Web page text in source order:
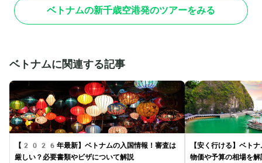
ベトナムの新千歳空港発のツアーをみる
ベトナムに関連する記事
【2026年最新】ベトナムの入国情報！審査は
厳しい？必要書類やビザについて解説
【安く行ける】ベト
物価や予算の相場を解